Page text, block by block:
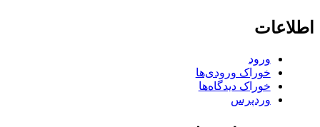
اطلاعات
ورود
خوراک ورودی‌ها
خوراک دیدگاه‌ها
وردپرس